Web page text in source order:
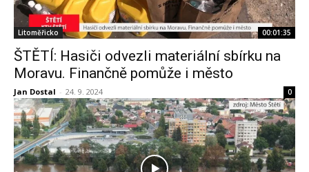
Litoměřicko 00:01:35
ŠTĚTÍ: Hasiči odvezli materiální sbírku na
Moravu. Finančně pomůže i město
Jan Dostal - 24. 9. 2024 0